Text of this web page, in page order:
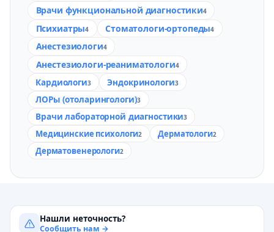
Врачи функциональной диагностики4
Психиатры4 Стоматологи-ортопеды4
Анестезиологи4
Анестезиологи-реаниматологи4
Кардиологи3 Эндокринологи3
ЛОРы (отоларингологи)3
Врачи лабораторной диагностики3
Медицинские психологи2 Дерматологи2
Дерматовенерологи2
Нашли неточность?
Сообщить нам →